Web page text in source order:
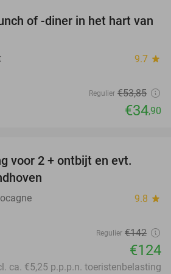
35%
of -diner in het hart van
9.7 star
Regulier €53,85
€34,90
voor 2 + ontbijt en evt.
9.8 star
Regulier €142
€124
ca. €5,25 p.p.p.n. toeristenbelasting